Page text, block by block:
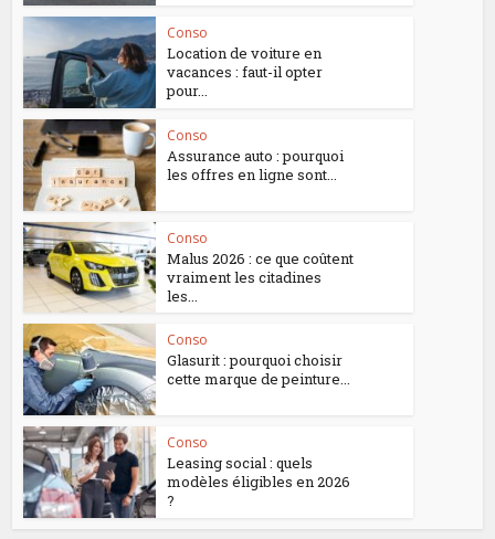
Conso
Location de voiture en
vacances : faut-il opter
pour...
Conso
Assurance auto : pourquoi
les offres en ligne sont...
Conso
Malus 2026 : ce que coûtent
vraiment les citadines
les...
Conso
Glasurit : pourquoi choisir
cette marque de peinture...
Conso
Leasing social : quels
modèles éligibles en 2026
?